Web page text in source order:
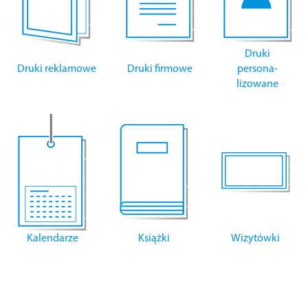
Druki reklamowe Druki firmowe
Druki
persona-
lizowane
Kalendarze Książki Wizytówki